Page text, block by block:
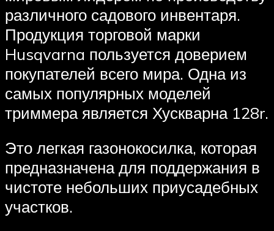
различного садового инвентаря.
Продукция торговой марки
Husqvarna пользуется доверием
покупателей всего мира. Одна из
самых популярных моделей
триммера является Хускварна 128r.
Это легкая газонокосилка, которая
предназначена для поддержания в
чистоте небольших приусадебных
участков.